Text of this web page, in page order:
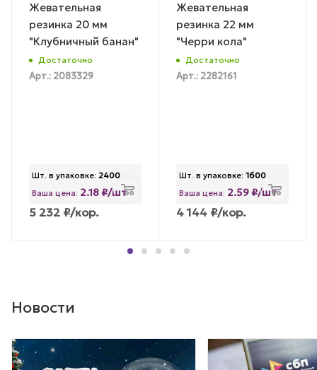
Жевательная
резинка 20 мм
"Клубничный банан"
Достаточно
Арт.: 2083329
Шт. в упаковке: 2400
Ваша цена: 2.18 ₽/шт
5 232 ₽/кор.
Жевательная
резинка 22 мм
"Черри кола"
Достаточно
Арт.: 2282161
Шт. в упаковке: 1600
Ваша цена: 2.59 ₽/шт
4 144 ₽/кор.
Новости